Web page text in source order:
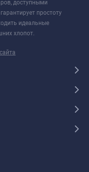
в
доступными
простоту
идеальные
хлопот.